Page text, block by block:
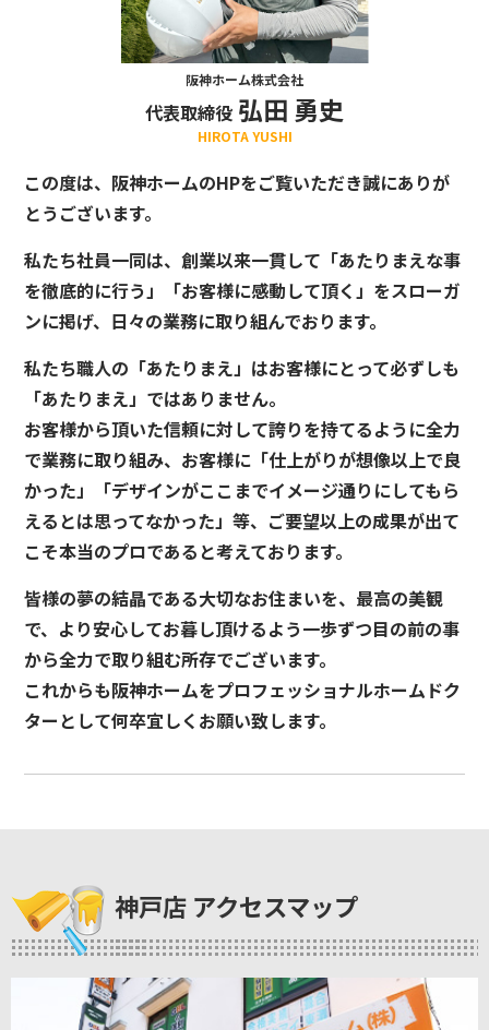
阪神ホーム株式会社
代表取締役 弘田 勇史
HIROTA YUSHI
この度は、阪神ホームのHPをご覧いただき誠にありが
とうございます。
私たち社員一同は、創業以来一貫して「あたりまえな事
を徹底的に行う」「お客様に感動して頂く」をスローガ
ンに掲げ、日々の業務に取り組んでおります。
私たち職人の「あたりまえ」はお客様にとって必ずしも
「あたりまえ」ではありません。
お客様から頂いた信頼に対して誇りを持てるように全力
で業務に取り組み、お客様に「仕上がりが想像以上で良
かった」「デザインがここまでイメージ通りにしてもら
えるとは思ってなかった」等、ご要望以上の成果が出て
こそ本当のプロであると考えております。
皆様の夢の結晶である大切なお住まいを、最高の美観
で、より安心してお暮し頂けるよう一歩ずつ目の前の事
から全力で取り組む所存でございます。
これからも阪神ホームをプロフェッショナルホームドク
ターとして何卒宜しくお願い致します。
神戸店 アクセスマップ